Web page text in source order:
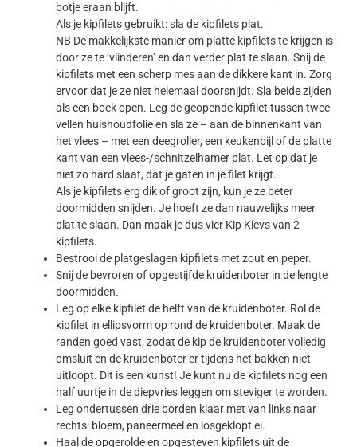
botje eraan blijft.
Als je kipfilets gebruikt: sla de kipfilets plat.
NB De makkelijkste manier om platte kipfilets te krijgen is
door ze te ‘vlinderen’ en dan verder plat te slaan. Snij de
kipfilets met een scherp mes aan de dikkere kant in. Zorg
ervoor dat je ze niet helemaal doorsnijdt. Sla beide zijden
als een boek open. Leg de geopende kipfilet tussen twee
vellen huishoudfolie en sla ze – aan de binnenkant van
het vlees – met een deegroller, een keukenbijl of de platte
kant van een vlees-/schnitzelhamer plat. Let op dat je
niet zo hard slaat, dat je gaten in je filet krijgt.
Als je kipfilets erg dik of groot zijn, kun je ze beter
doormidden snijden. Je hoeft ze dan nauwelijks meer
plat te slaan. Dan maak je dus vier Kip Kievs van 2
kipfilets.
Bestrooi de platgeslagen kipfilets met zout en peper.
Snij de bevroren of opgestijfde kruidenboter in de lengte
doormidden.
Leg op elke kipfilet de helft van de kruidenboter. Rol de
kipfilet in ellipsvorm op rond de kruidenboter. Maak de
randen goed vast, zodat de kip de kruidenboter volledig
omsluit en de kruidenboter er tijdens het bakken niet
uitloopt. Dit is een kunst! Je kunt nu de kipfilets nog een
half uurtje in de diepvries leggen om steviger te worden.
Leg ondertussen drie borden klaar met van links naar
rechts: bloem, paneermeel en losgeklopt ei.
Haal de opgerolde en opgesteven kipfilets uit de